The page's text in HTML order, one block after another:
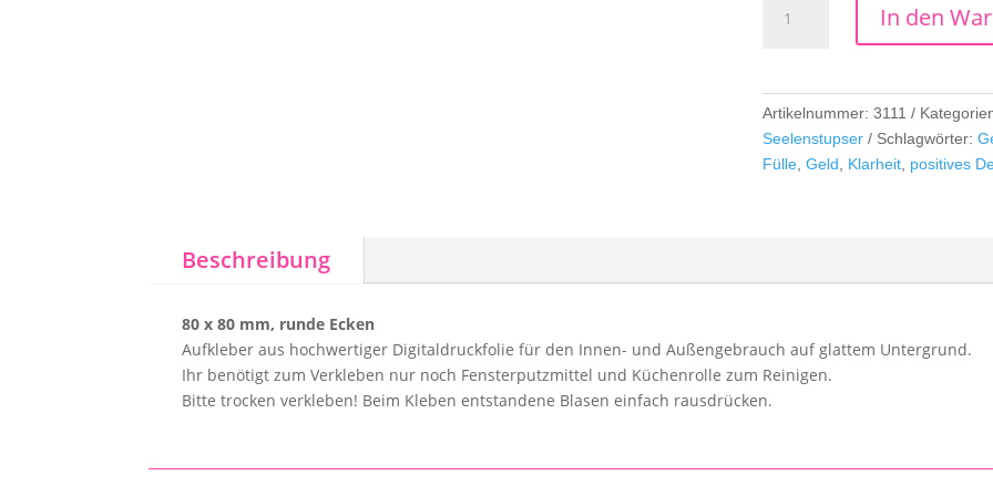
Menge
In den
Artikelnummer:3111
Seelenstupser
Schlagwörter:
Fülle ,Geld Klarheit positives
Beschreibung
80 x 80 mm, runde Ecken
Aufkleber aus hochwertiger Digitaldruckfolie für den Innen- und Außengebrauch auf glattem Untergrund.
Ihr benötigt zum Verkleben nur noch Fensterputzmittel und Küchenrolle zum Reinigen.
Bitte trocken verkleben! Beim Kleben entstandene Blasen einfach rausdrücken.